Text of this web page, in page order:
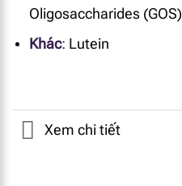
Oligosaccharides (GOS)
Khác: Lutein
Xem chi tiết